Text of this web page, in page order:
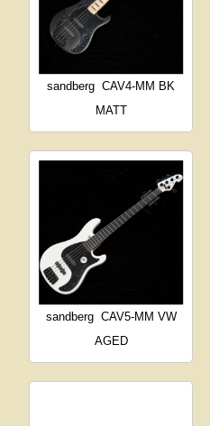
sandberg CAV4-MM BK
MATT
sandberg CAV5-MM VW
AGED